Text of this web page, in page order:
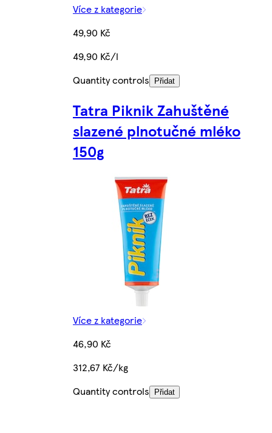
Více z kategorie
49,90 Kč
49,90 Kč/l
Quantity controls
Přidat
Tatra Piknik Zahuštěné
slazené plnotučné mléko
150g
Více z kategorie
46,90 Kč
312,67 Kč/kg
Quantity controls
Přidat